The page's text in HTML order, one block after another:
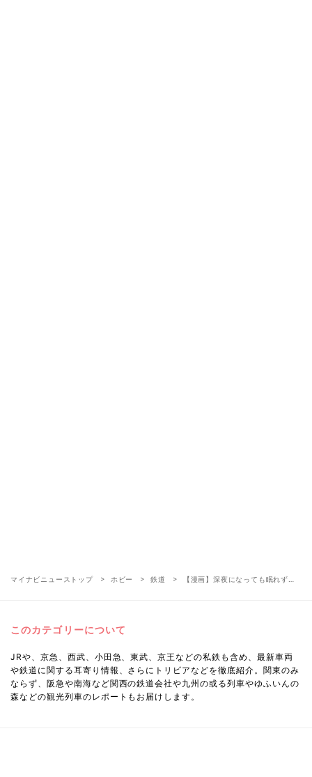
マイナビニューストップ ホビー 鉄道 【漫画】深夜になっても眠れず…
このカテゴリーについて
JRや、京急、西武、小田急、東武、京王などの私鉄も含め、最新車両
や鉄道に関する耳寄り情報、さらにトリビアなどを徹底紹介。関東のみ
ならず、阪急や南海など関西の鉄道会社や九州の或る列車やゆふいんの
森などの観光列車のレポートもお届けします。